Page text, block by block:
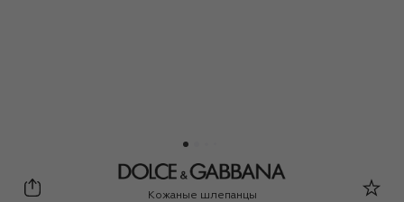
Dolce & Gabbana
Кожаные шлепанцы